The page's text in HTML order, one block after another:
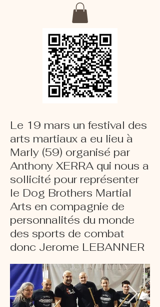
Le 19 mars un festival des
arts martiaux a eu lieu à
Marly (59) organisé par
Anthony XERRA qui nous a
sollicité pour représenter
le Dog Brothers Martial
Arts en compagnie de
personnalités du monde
des sports de combat
donc Jerome LEBANNER